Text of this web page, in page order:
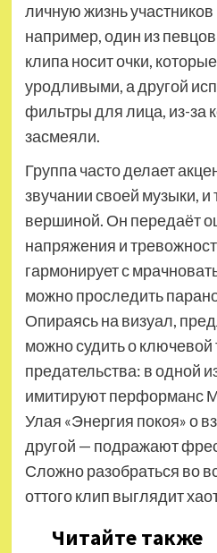
личную жизнь участников
например, один из
клипа носит очки,
уродливыми, а другой
фильтры для лица, из-за
засмеяли.
Группа часто делает
звучании своей музыки, и
вершиной. Он передаёт
напряжения и
гармонирует с
можно проследить
Опираясь на визуал,
можно судить о
предательства: в одной
имитируют перформанс
Улая «Энергия покоя» о
другой — подражают
Сложно разобраться во
оттого клип выглядит
Читайте также